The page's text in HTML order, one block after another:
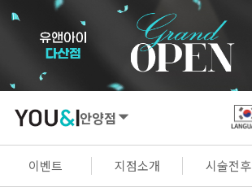
안양점
이벤트 지점소개 시술전후
SEOUL